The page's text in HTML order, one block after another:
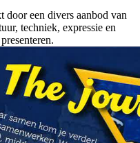
door een divers aanbod van
techniek, expressie en